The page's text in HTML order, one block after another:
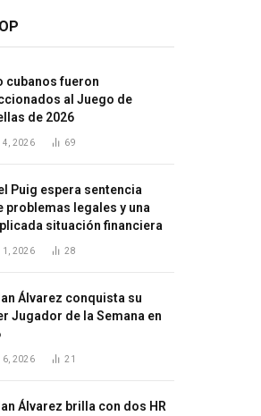
cubanos fueron
al Juego de
de 2026
4, 2026 69
Puig espera sentencia
problemas legales y una
situación financiera
1, 2026 28
Álvarez conquista su
Jugador de la Semana en
6, 2026 21
Álvarez brilla con dos HR